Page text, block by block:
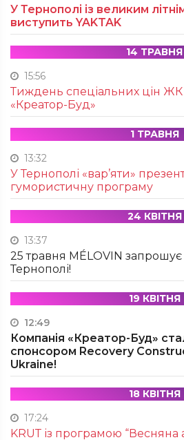
У Тернополі із великим
виступить YAKTAK
14 ТРАВНЯ
15:56
Тиждень спеціальних цін ЖК
«Креатор-Буд»
1 ТРАВНЯ
13:32
У Тернополі «вар’яти»
гумористичну програму
24 КВІТНЯ
13:37
25 травня MÉLOVIN
Тернополі!
19 КВІТНЯ
12:49
Компанія «Креатор-Буд»
спонсором Recovery
Ukraine!
18 КВІТНЯ
17:24
KRUТ із програмою “Весняна